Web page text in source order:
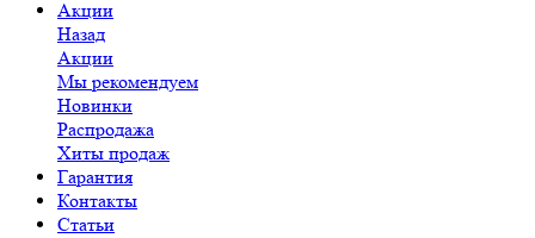
Акции
Назад
Акции
Мы рекомендуем
Новинки
Распродажа
Хиты продаж
Гарантия
Контакты
Статьи